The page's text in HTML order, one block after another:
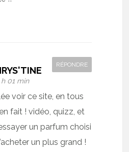
h 01 min
RÉPONDRE
voir ce site, en tous
fait ! vidéo, quizz, et
un parfum choisi
un plus grand !